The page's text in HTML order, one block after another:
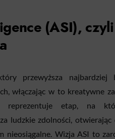
(ASI),
przewyższa najbardziej
włączając w to kreatywne
reprezentuje etap, na
ludzkie zdolności,
nieosiągalne. Wizja ASI to